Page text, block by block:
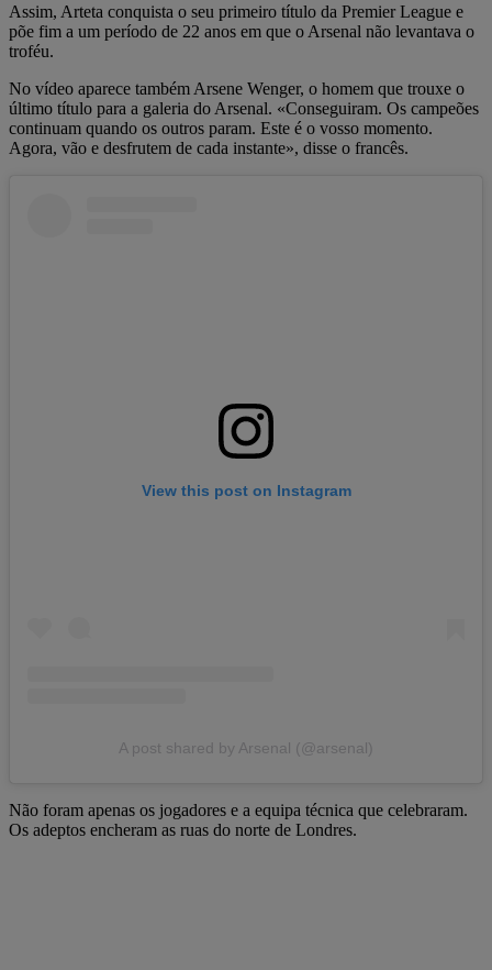
Assim, Arteta conquista o seu primeiro título da Premier League e
põe fim a um período de 22 anos em que o Arsenal não levantava o
troféu.
No vídeo aparece também Arsene Wenger, o homem que trouxe o
último título para a galeria do Arsenal. «Conseguiram. Os campeões
continuam quando os outros param. Este é o vosso momento.
Agora, vão e desfrutem de cada instante», disse o francês.
View this post on Instagram
A post shared by Arsenal (@arsenal)
Não foram apenas os jogadores e a equipa técnica que celebraram.
Os adeptos encheram as ruas do norte de Londres.